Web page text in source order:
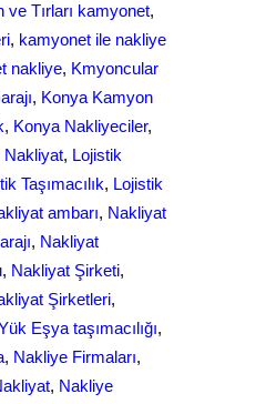
ve Tırları kamyonet
, kamyonet ile nakliye
nakliye, Kmyoncular
, Konya Kamyon
, Konya Nakliyeciler
Nakliyat, Lojistik
Taşımacılık, Lojistik
ambarı, Nakliyat
, Nakliyat
, Nakliyat Şirketi
Şirketleri
Eşya taşımacılığı
, Nakliye Firmaları
, Nakliye